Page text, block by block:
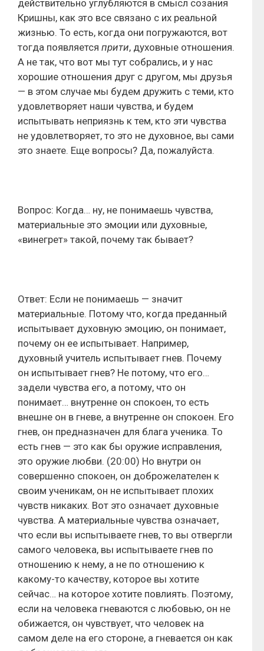
действительно углубляются в смысл созания
Кришны, как это все связано с их реальной
жизнью. То есть, когда они погружаются, вот
тогда появляется прити, духовные отношения.
А не так, что вот мы тут собрались, и у нас
хорошие отношения друг с другом, мы друзья
— в этом случае мы будем дружить с теми, кто
удовлетворяет наши чувства, и будем
испытывать неприязнь к тем, кто эти чувства
не удовлетворяет, то это не духовное, вы сами
это знаете. Еще вопросы? Да, пожалуйста.
Вопрос: Когда… ну, не понимаешь чувства,
материальные это эмоции или духовные,
«винегрет» такой, почему так бывает?
Ответ: Если не понимаешь — значит
материальные. Потому что, когда преданный
испытывает духовную эмоцию, он понимает,
почему он ее испытывает. Например,
духовный учитель испытывает гнев. Почему
он испытывает гнев? Не потому, что его…
задели чувства его, а потому, что он
понимает… внутренне он спокоен, то есть
внешне он в гневе, а внутренне он спокоен. Его
гнев, он предназначен для блага ученика. То
есть гнев — это как бы оружие исправления,
это оружие любви. (20:00) Но внутри он
совершенно спокоен, он доброжелателен к
своим ученикам, он не испытывает плохих
чувств никаких. Вот это означает духовные
чувства. А материальные чувства означает,
что если вы испытываете гнев, то вы отвергли
самого человека, вы испытываете гнев по
отношению к нему, а не по отношению к
какому-то качеству, которое вы хотите
сейчас… на которое хотите повлиять. Поэтому,
если на человека гневаются с любовью, он не
обижается, он чувствует, что человек на
самом деле на его стороне, а гневается он как